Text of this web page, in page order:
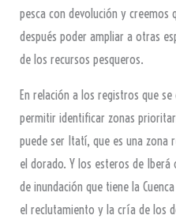
pesca con devolución y creemos
después poder ampliar a otras
de los recursos pesqueros.
En relación a los registros que
permitir identificar zonas
puede ser Itatí, que es una zona
el dorado. Y los esteros de
de inundación que tiene la
el reclutamiento y la cría de los